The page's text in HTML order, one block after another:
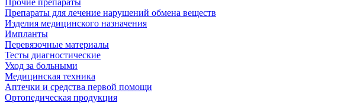
Прочие препараты
Препараты для лечение нарушений обмена веществ
Изделия медицинского назначения
Импланты
Перевязочные материалы
Тесты диагностические
Уход за больными
Медицинская техника
Аптечки и средства первой помощи
Ортопедическая продукция